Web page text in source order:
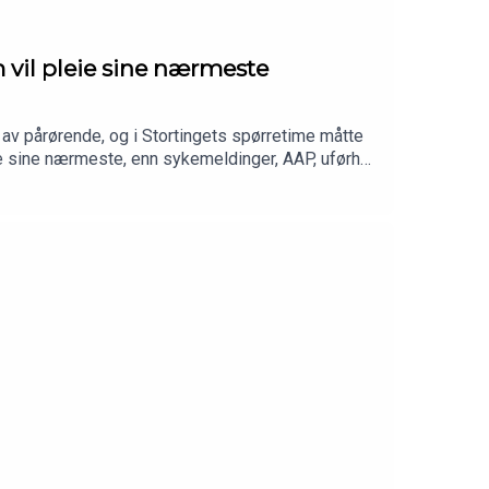
vil pleie sine nærmeste
pårørende, og i Stortingets spørretime måtte
nærmeste, enn sykemeldinger, AAP, uførhet
i Aftenposten med Bodil og
resultater fra nasjonal
produseres av Shaw